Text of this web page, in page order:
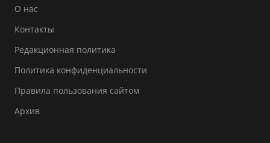
О нас
Контакты
Редакционная политика
Политика конфиденциальности
Правила пользования сайтом
Архив